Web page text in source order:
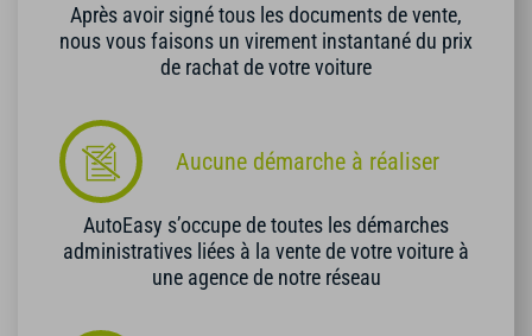
Après avoir signé tous les documents de vente,
nous vous faisons un virement instantané du prix
de rachat de votre voiture
Aucune démarche à réaliser
AutoEasy s’occupe de toutes les démarches
administratives liées à la vente de votre voiture à
une agence de notre réseau